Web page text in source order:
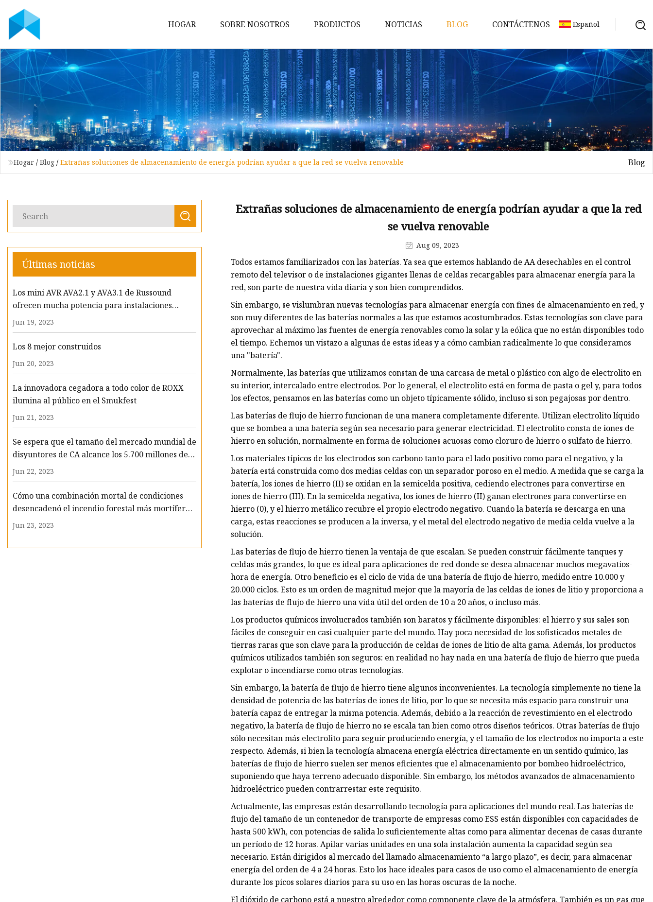
HOGAR SOBRE NOSOTROS PRODUCTOS
Sitio ESS
Usuario ESS
ESS del hogar
Paquete de baterías EnerSmart-
Li
ESS comercial e industrial
Fuente de alimentación de
microestación 5G
exterior integrado
NOTICIAS BLOG CONTÁCTENOS Español
Hogar / Blog / Extrañas soluciones de almacenamiento de energía podrían ayudar a que la red se vuelva renovable Blog
Últimas noticias
Los mini AVR AVA2.1 y AVA3.1 de Russound
ofrecen mucha potencia para instalaciones
únicas: CEDIA 2023
Jun 19, 2023
Los 8 mejor construidos
Jun 20, 2023
La innovadora cegadora a todo color de ROXX
ilumina al público en el Smukfest
Jun 21, 2023
Se espera que el tamaño del mercado mundial de
disyuntores de CA alcance los 5.700 millones de
dólares para 2030, aumentando a un crecimiento
del mercado del 5,2% CAGR durante el período
previsto.
Jun 22, 2023
Cómo una combinación mortal de condiciones
desencadenó el incendio forestal más mortífero
de Estados Unidos en más de un siglo
Jun 23, 2023
Extrañas soluciones de almacenamiento de energía podrían ayudar a que la red
se vuelva renovable
Aug 09, 2023
Todos estamos familiarizados con las baterías. Ya sea que estemos hablando de AA desechables en el control
remoto del televisor o de instalaciones gigantes llenas de celdas recargables para almacenar energía para la
red, son parte de nuestra vida diaria y son bien comprendidos.
Sin embargo, se vislumbran nuevas tecnologías para almacenar energía con fines de almacenamiento en red, y
son muy diferentes de las baterías normales a las que estamos acostumbrados. Estas tecnologías son clave para
aprovechar al máximo las fuentes de energía renovables como la solar y la eólica que no están disponibles todo
el tiempo. Echemos un vistazo a algunas de estas ideas y a cómo cambian radicalmente lo que consideramos
una "batería".
Normalmente, las baterías que utilizamos constan de una carcasa de metal o plástico con algo de electrolito en
su interior, intercalado entre electrodos. Por lo general, el electrolito está en forma de pasta o gel y, para todos
los efectos, pensamos en las baterías como un objeto típicamente sólido, incluso si son pegajosas por dentro.
Las baterías de flujo de hierro funcionan de una manera completamente diferente. Utilizan electrolito líquido
que se bombea a una batería según sea necesario para generar electricidad. El electrolito consta de iones de
hierro en solución, normalmente en forma de soluciones acuosas como cloruro de hierro o sulfato de hierro.
Los materiales típicos de los electrodos son carbono tanto para el lado positivo como para el negativo, y la
batería está construida como dos medias celdas con un separador poroso en el medio. A medida que se carga la
batería, los iones de hierro (II) se oxidan en la semicelda positiva, cediendo electrones para convertirse en
iones de hierro (III). En la semicelda negativa, los iones de hierro (II) ganan electrones para convertirse en
hierro (0), y el hierro metálico recubre el propio electrodo negativo. Cuando la batería se descarga en una
carga, estas reacciones se producen a la inversa, y el metal del electrodo negativo de media celda vuelve a la
solución.
Las baterías de flujo de hierro tienen la ventaja de que escalan. Se pueden construir fácilmente tanques y
celdas más grandes, lo que es ideal para aplicaciones de red donde se desea almacenar muchos megavatios-
hora de energía. Otro beneficio es el ciclo de vida de una batería de flujo de hierro, medido entre 10.000 y
20.000 ciclos. Esto es un orden de magnitud mejor que la mayoría de las celdas de iones de litio y proporciona a
las baterías de flujo de hierro una vida útil del orden de 10 a 20 años, o incluso más.
Los productos químicos involucrados también son baratos y fácilmente disponibles: el hierro y sus sales son
fáciles de conseguir en casi cualquier parte del mundo. Hay poca necesidad de los sofisticados metales de
tierras raras que son clave para la producción de celdas de iones de litio de alta gama. Además, los productos
químicos utilizados también son seguros: en realidad no hay nada en una batería de flujo de hierro que pueda
explotar o incendiarse como otras tecnologías.
Sin embargo, la batería de flujo de hierro tiene algunos inconvenientes. La tecnología simplemente no tiene la
densidad de potencia de las baterías de iones de litio, por lo que se necesita más espacio para construir una
batería capaz de entregar la misma potencia. Además, debido a la reacción de revestimiento en el electrodo
negativo, la batería de flujo de hierro no se escala tan bien como otros diseños teóricos. Otras baterías de flujo
sólo necesitan más electrolito para seguir produciendo energía, y el tamaño de los electrodos no importa a este
respecto. Además, si bien la tecnología almacena energía eléctrica directamente en un sentido químico, las
baterías de flujo de hierro suelen ser menos eficientes que el almacenamiento por bombeo hidroeléctrico,
suponiendo que haya terreno adecuado disponible. Sin embargo, los métodos avanzados de almacenamiento
hidroeléctrico pueden contrarrestar este requisito.
Actualmente, las empresas están desarrollando tecnología para aplicaciones del mundo real. Las baterías de
flujo del tamaño de un contenedor de transporte de empresas como ESS están disponibles con capacidades de
hasta 500 kWh, con potencias de salida lo suficientemente altas como para alimentar decenas de casas durante
un período de 12 horas. Apilar varias unidades en una sola instalación aumenta la capacidad según sea
necesario. Están dirigidos al mercado del llamado almacenamiento “a largo plazo”, es decir, para almacenar
energía del orden de 4 a 24 horas. Esto los hace ideales para casos de uso como el almacenamiento de energía
durante los picos solares diarios para su uso en las horas oscuras de la noche.
El dióxido de carbono está a nuestro alrededor como componente clave de la atmósfera. También es un gas que